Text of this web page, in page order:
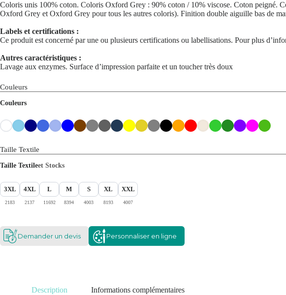
Coloris unis 100% coton. Coloris Oxford Grey : 90% coton / 10% viscose. Coton peigné.
Oxford Grey et Oxford Grey pour tous les autres coloris). Finition double aiguille bas de
Labels et certifications :
Ce produit est concerné par une ou plusieurs certifications ou labellisations. Pour plus
Autres caractéristiques :
Lavage aux enzymes. Surface d’impression parfaite et un toucher très doux
Couleurs
Couleurs
Taille Textile
Taille Textileet Stocks
3XL
2183
4XL
2137
L
11692
M
8394
S
4003
XL
8193
XXL
4007
Demander un devis Personnaliser en ligne
Description Informations complémentaires